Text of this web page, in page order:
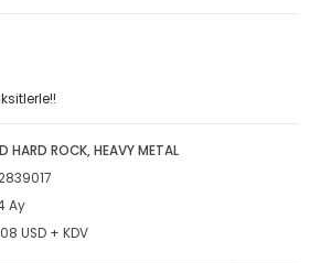
HARD ROCK, HEAVY METAL
Ay
USD + KDV